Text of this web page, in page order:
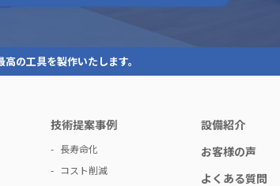
の工具を製作いたします。
技術提案事例
長寿命化
コスト削減
設備紹介
お客様の声
よくある質問